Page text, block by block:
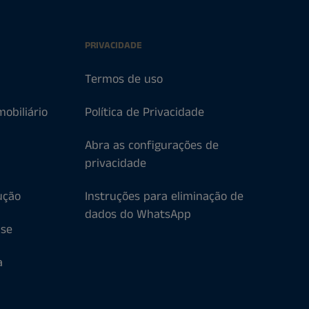
PRIVACIDADE
Termos de uso
Política de Privacidade
Abra as configurações de
privacidade
Instruções para eliminação de
dados do WhatsApp